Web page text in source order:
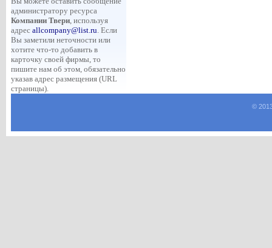
администратору ресурса
Компании Твери, используя
адрес allcompany@list.ru. Если
Вы заметили неточности или
хотите что-то добавить в
карточку своей фирмы, то
пишите нам об этом, обязательно
указав адрес размещения (URL
страницы).
©